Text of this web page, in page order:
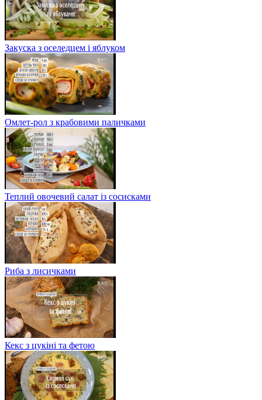
Закуска з оселедцем і яблуком
Омлет-рол з крабовими паличками
Теплий овочевий салат із сосисками
Риба з лисичками
Кекс з цукіні та фетою